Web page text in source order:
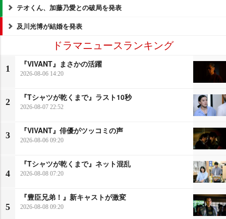
テオくん、加藤乃愛との破局を発表
及川光博が結婚を発表
ドラマニュースランキング
1
『VIVANT』まさかの活躍
2026-08-06 14:20
2
『Tシャツが乾くまで』ラスト10秒
2026-08-07 22:52
3
『VIVANT』俳優がツッコミの声
2026-08-06 09:20
4
『Tシャツが乾くまで』ネット混乱
2026-08-08 07:20
5
『豊臣兄弟！』新キャストが激変
2026-08-08 09:20